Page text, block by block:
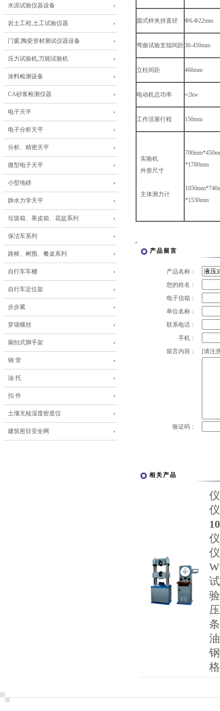
水泥试验仪器设备
岩土工程,土工试验仪器
门窗,陶瓷管材测试仪器设备
压力试验机,万能试验机
涂料检测设备
CA砂浆检测仪器
电子天平
电子分析天平
分析、精密天平
微型电子天平
小型地磅
静水力学天平
垃圾箱、果皮箱、花盆系列
保洁车系列
路椅、树围、餐桌系列
自行车车棚
自行车定位架
步步紧
穿墙螺丝
琬扣式脚手架
钢 管
油 托
扣 件
土壤无核湿度密度仪
建筑密目安全网
圆式样夹持直径 Φ6-Φ22mm
弯曲试验支辊间距 30-450mm
立柱间距 460mm
电动机总功率 ≈2kw
工作活塞行程 150mm
实验机
外形尺寸
主体测力计
*1780mm
*1530mm
产品留言
产品名称：
您的姓名：
电子信箱：
单位名称：
联系电话：
手机：
留言内容：
[请注
验证码：
相关产品
格